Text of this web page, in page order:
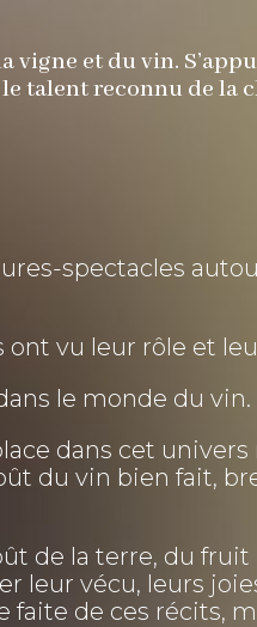
vigne et du vin.
talent reconnu de la
spectacles
ont vu leur rôle et
le monde du vin.
dans cet
du vin bien fait,
de la terre, du fruit
leur vécu, leurs
faite de ces récits,